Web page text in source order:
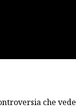
che vede